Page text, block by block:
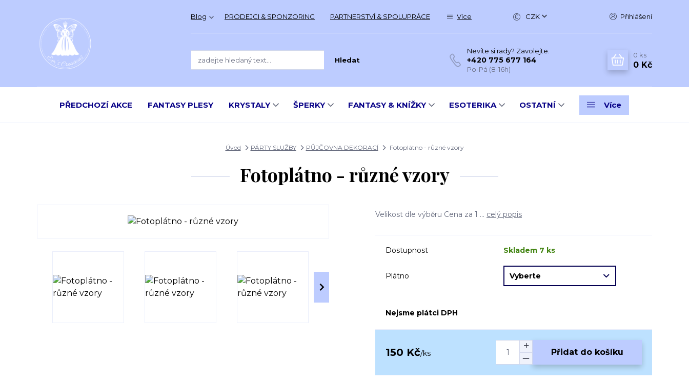
Blog PRODEJCI & SPONZORING PARTNERSTVÍ & SPOLUPRÁCE Více CZK Přihlášení
Hledat
Nevíte si rady? Zavolejte.
+420 775 677 164
Po-Pá (8-16h)
0 ks
0 Kč
PŘEDCHOZÍ AKCE FANTASY PLESY KRYSTALY ŠPERKY FANTASY & KNÍŽKY ESOTERIKA OSTATNÍ Více
Úvod PÁRTY SLUŽBY PŮJČOVNA DEKORACÍ Fotoplátno - různé vzory
Fotoplátno - různé vzory
Velikost dle výběru Cena za 1 ... celý popis
Dostupnost Skladem 7 ks
Plátno
Nejsme plátci DPH
150 Kč/ks Přidat do košíku